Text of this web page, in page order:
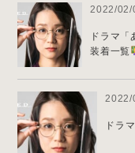
2022/02/
ドラマ「
装着一覧
2022/
ドラ